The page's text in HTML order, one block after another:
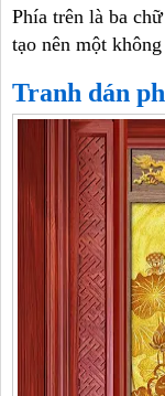
Phía trên là ba
tạo nên một
Tranh dán